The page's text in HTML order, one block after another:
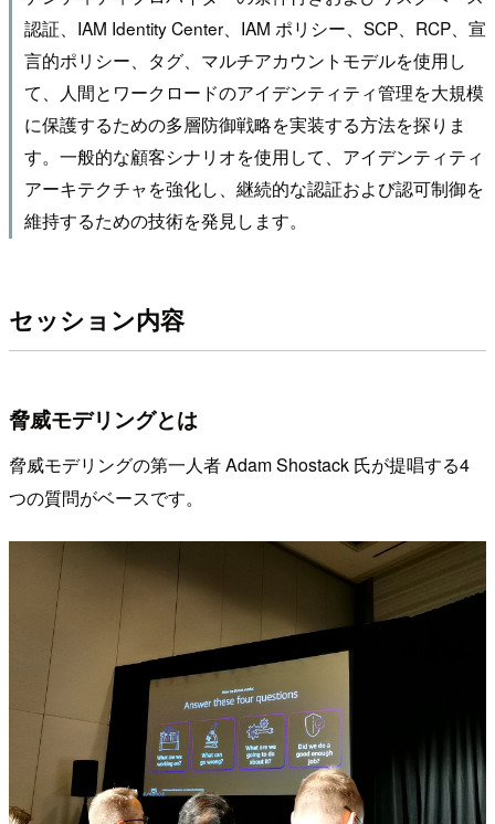
認証、IAM Identity Center、IAM ポリシー、SCP、RCP、宣
言的ポリシー、タグ、マルチアカウントモデルを使用し
て、人間とワークロードのアイデンティティ管理を大規模
に保護するための多層防御戦略を実装する方法を探りま
す。一般的な顧客シナリオを使用して、アイデンティティ
アーキテクチャを強化し、継続的な認証および認可制御を
維持するための技術を発見します。
セッション内容
脅威モデリングとは
脅威モデリングの第一人者 Adam Shostack 氏が提唱する4
つの質問がベースです。